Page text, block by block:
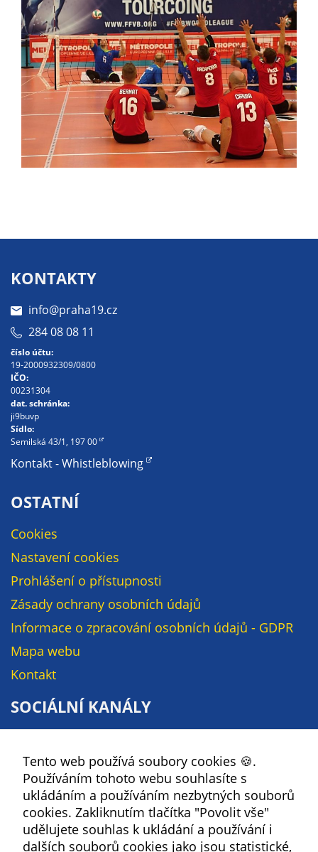
KONTAKTY
info@praha19.cz
284 08 08 11
číslo účtu:
19-2000932309/0800
IČO:
00231304
dat. schránka:
ji9buvp
Sídlo:
Semilská 43/1, 197 00
Kontakt - Whistleblowing
OSTATNÍ
Cookies
Nastavení cookies
Prohlášení o přístupnosti
Zásady ochrany osobních údajů
Informace o zpracování osobních údajů - GDPR
Mapa webu
Kontakt
SOCIÁLNÍ KANÁLY
YouTube
Instagram
RSS
Kbely
Tento web používá soubory cookies 🍪.
Používáním tohoto webu souhlasíte s
ukládáním a používáním nezbytných souborů
cookies. Zakliknutím tlačítka "Povolit vše"
udělujete souhlas k ukládání a používání i
dalších souborů cookies jako jsou statistické,
zájmům našich
návštěvníků.
Reklamní
cookies
Reklamní cookies
používáme my
nebo naši partneři,
abychom Vám
a reklam
přizpůsobených
Vašim zájmům.